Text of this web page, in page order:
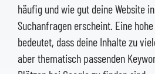
häufig und wie gut deine Website
Suchanfragen erscheint. Eine
bedeutet, dass deine Inhalte zu
aber thematisch passenden